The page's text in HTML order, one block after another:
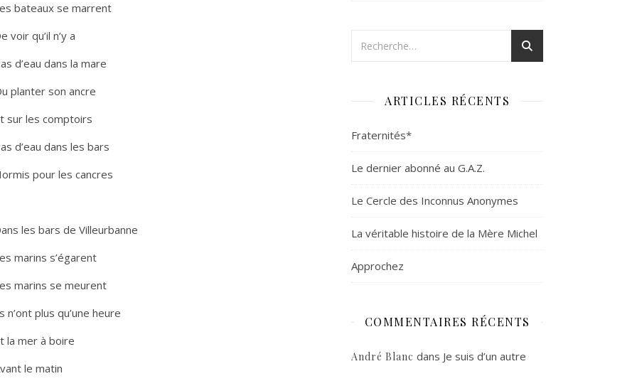
bateaux se marrent
voir qu’il n’y a
d’eau dans la mare
planter son ancre
sur les comptoirs
d’eau dans les bars
pour les cancres
les bars de Villeurbanne
marins s’égarent
marins se meurent
n’ont plus qu’une heure
la mer à boire
le matin
ARTICLES RÉCENTS
Fraternités*
Le dernier abonné au G.A.Z.
Le Cercle des Inconnus Anonymes
La véritable histoire de la Mère Michel
Approchez
COMMENTAIRES RÉCENTS
André Blanc dans Je suis d’un autre